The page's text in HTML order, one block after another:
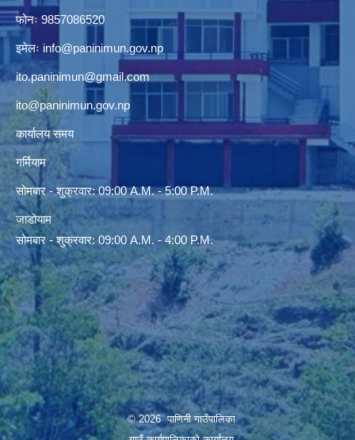
फोनः 9857086520
इमेलः info@paninimun.gov.np
ito.paninimun@gmail.com
ito@paninimun.gov.np
कार्यालय समय
गर्मियाम
सोमबार - शुक्रवार: 09:00 A.M. - 5:00 P.M.
जाडोयाम
सोमबार - शुक्रवार: 09:00 A.M. - 4:00 P.M.
© 2026 पाणिनी गाउँपालिका